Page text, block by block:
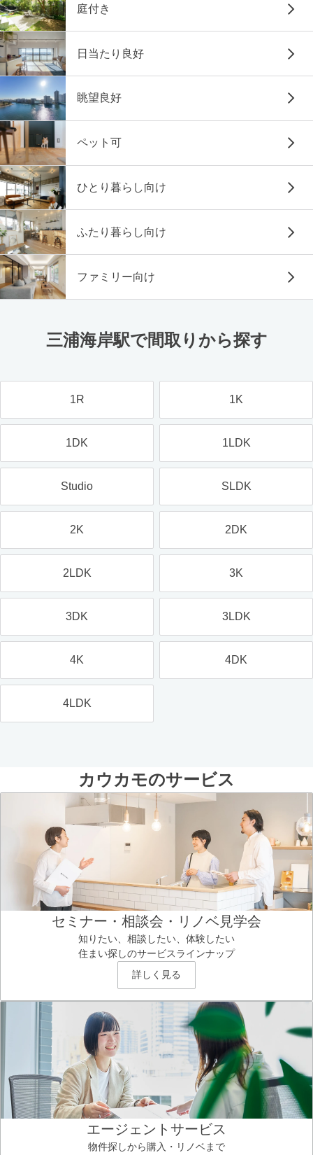
庭付き
日当たり良好
眺望良好
ペット可
ひとり暮らし向け
ふたり暮らし向け
ファミリー向け
三浦海岸駅で間取りから探す
1R 1K
1DK 1LDK
Studio SLDK
2K 2DK
2LDK 3K
3DK 3LDK
4K 4DK
4LDK
カウカモのサービス
セミナー・相談会・リノベ見学会
知りたい、相談したい、体験したい
住まい探しのサービスラインナップ
詳しく見る
エージェントサービス
物件探しから購入・リノベまで